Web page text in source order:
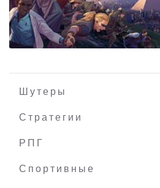
Where the Water
Шутеры
Стратегии
РПГ
Спортивные